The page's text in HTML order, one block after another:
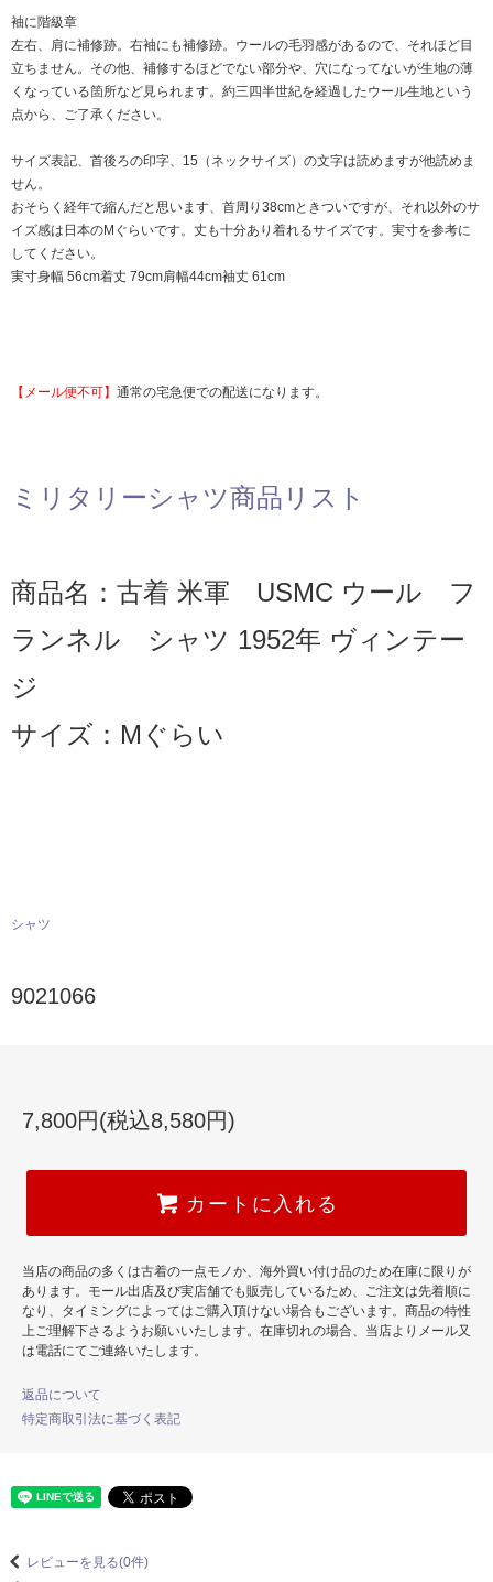
袖に階級章
左右、肩に補修跡。右袖にも補修跡。ウールの毛羽感があるので、それほど目
立ちません。その他、補修するほどでない部分や、穴になってないが生地の薄
くなっている箇所など見られます。約三四半世紀を経過したウール生地という
点から、ご了承ください。
サイズ表記、首後ろの印字、15（ネックサイズ）の文字は読めますが他読めま
せん。
おそらく経年で縮んだと思います、首周り38cmときついですが、それ以外のサ
イズ感は日本のMぐらいです。丈も十分あり着れるサイズです。実寸を参考に
してください。
実寸身幅 56cm着丈 79cm肩幅44cm袖丈 61cm
【メール便不可】 通常の宅急便での配送になります。
ミリタリーシャツ商品リスト
商品名：古着 米軍 USMC ウール フ
ランネル シャツ 1952年 ヴィンテー
ジ
サイズ：Mぐらい
シャツ
9021066
7,800円(税込8,580円)
カートに入れる
当店の商品の多くは古着の一点モノか、海外買い付け品のため在庫に限りが
あります。モール出店及び実店舗でも販売しているため、ご注文は先着順に
なり、タイミングによってはご購入頂けない場合もございます。商品の特性
上ご理解下さるようお願いいたします。在庫切れの場合、当店よりメール又
は電話にてご連絡いたします。
返品について
特定商取引法に基づく表記
レビューを見る(0件)